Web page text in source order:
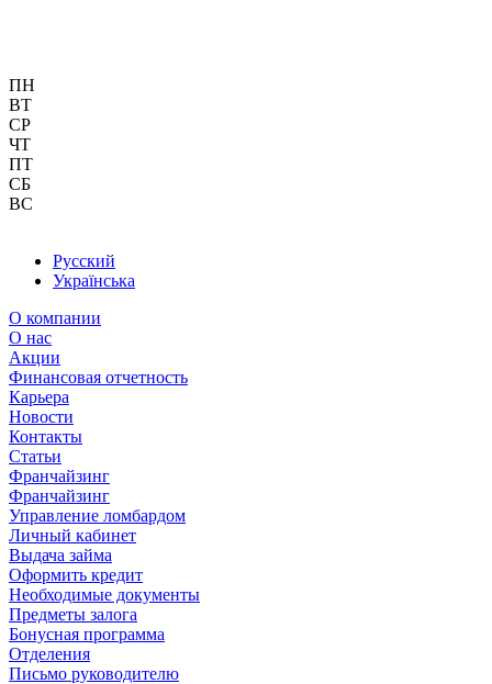
ПН
ВТ
СР
ЧТ
ПТ
СБ
ВС
Русский
Українська
О компании
О нас
Акции
Финансовая отчетность
Карьера
Новости
Контакты
Статьи
Франчайзинг
Франчайзинг
Управление ломбардом
Личный кабинет
Выдача займа
Оформить кредит
Необходимые документы
Предметы залога
Бонусная программа
Отделения
Письмо руководителю